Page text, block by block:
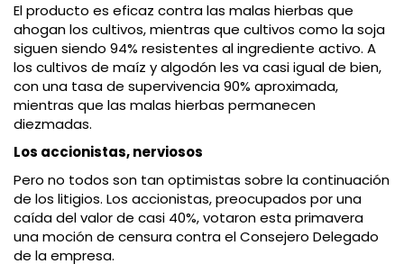
El producto es eficaz contra las malas hierbas que
ahogan los cultivos, mientras que cultivos como la soja
siguen siendo 94% resistentes al ingrediente activo. A
los cultivos de maíz y algodón les va casi igual de bien,
con una tasa de supervivencia 90% aproximada,
mientras que las malas hierbas permanecen
diezmadas.
Los accionistas, nerviosos
Pero no todos son tan optimistas sobre la continuación
de los litigios. Los accionistas, preocupados por una
caída del valor de casi 40%, votaron esta primavera
una moción de censura contra el Consejero Delegado
de la empresa.